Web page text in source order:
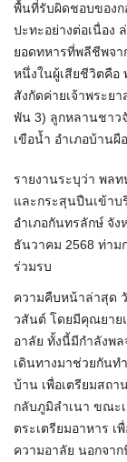
พื้นที่รับผิดชอบของก
ปะทะอย่างต่อเนื่อง
ยอดทหารที่พลีชีพจ
หนึ่งในผู้เสียชีวิตคือ
สังกัดค่ายเจ้าพระย
พัน 3) ลูกหลานชาว
เขือน้ำ อำเภอบ้านผื
รายงานระบุว่า พลท
และกระสุนปืนเข้า
อำเภอกันทรลักษ์ จัง
ธันวาคม 2568 ท่าม
ร่วมรบ
ความคืบหน้าล่าสุด
วสันต์ โดยมีคุณยาย
อาลัย ทั้งนี้มีกำลังพ
เดินทางมาช่วยกัน
บ้าน เพื่อเตรียมสถา
กลับภูมิลำเนา ขณะ
ตระเตรียมอาหาร
ความอาลัย นอกจา